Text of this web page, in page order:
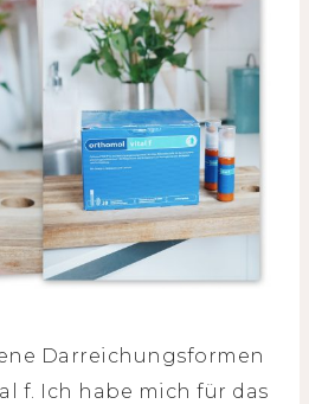
Darreichungsformen
f. Ich habe mich für das